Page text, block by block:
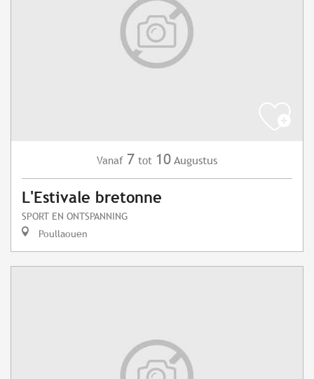
Vanaf 7 tot 10 Augustus
L'Estivale bretonne
SPORT EN ONTSPANNING
Poullaouen